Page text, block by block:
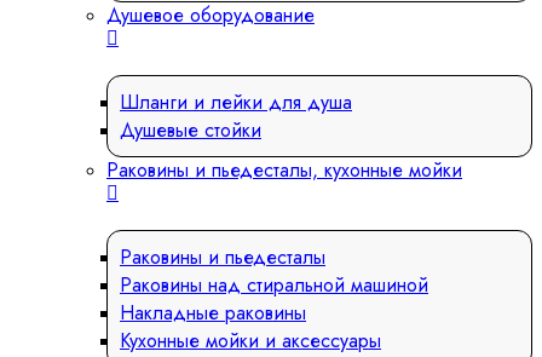
Душевое оборудование
Шланги и лейки для душа
Душевые стойки
Раковины и пьедесталы, кухонные мойки
Раковины и пьедесталы
Раковины над стиральной машиной
Накладные раковины
Кухонные мойки и аксессуары